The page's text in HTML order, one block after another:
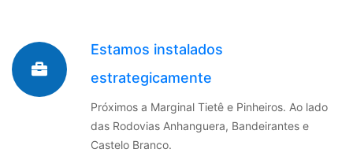
Estamos instalados
estrategicamente
Próximos a Marginal Tietê e Pinheiros. Ao lado
das Rodovias Anhanguera, Bandeirantes e
Castelo Branco.